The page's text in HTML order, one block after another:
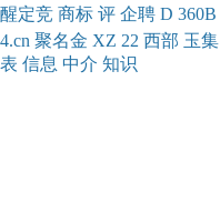
醒定竞 商标 评 企聘 D 360B
4.cn 聚名金 XZ 22 西部 玉集
表 信息 中介 知识